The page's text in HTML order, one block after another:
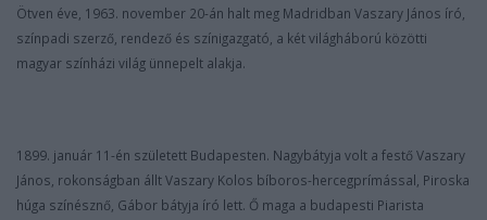
Ötven éve, 1963. november 20-án halt meg Madridban Vaszary János író,
színpadi szerző, rendező és színigazgató, a két világháború közötti
magyar színházi világ ünnepelt alakja.
1899. január 11-én született Budapesten. Nagybátyja volt a festő Vaszary
János, rokonságban állt Vaszary Kolos bíboros-hercegprímással, Piroska
húga színésznő, Gábor bátyja író lett. Ő maga a budapesti Piarista